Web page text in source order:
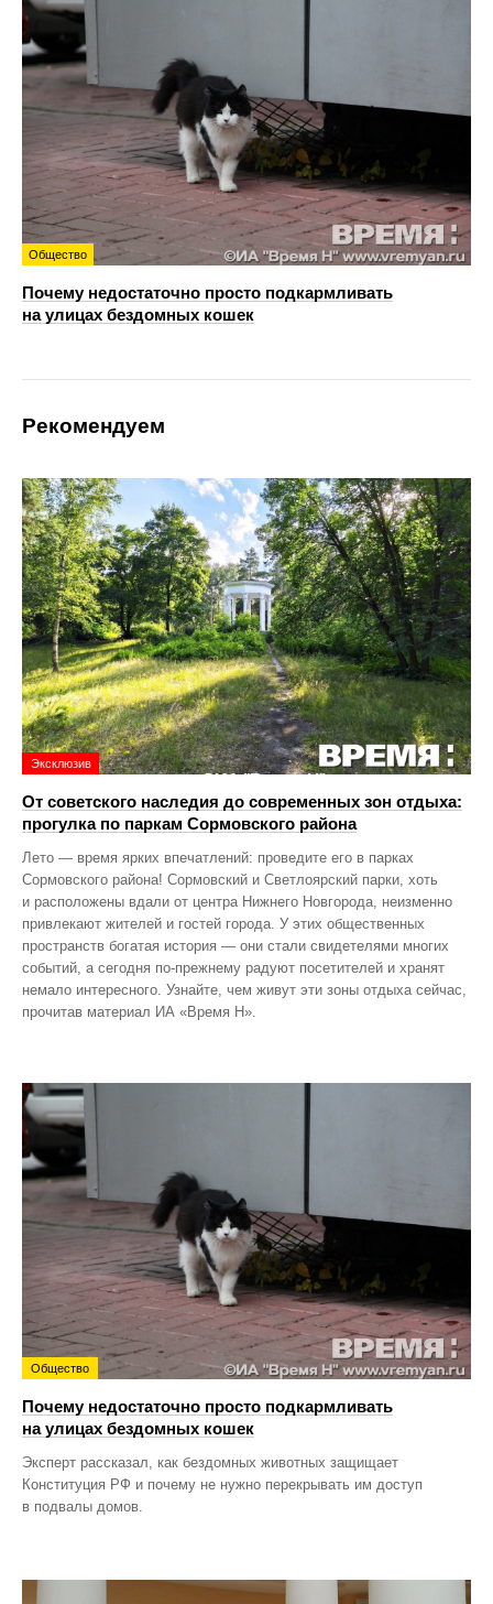
Общество
Почему недостаточно просто подкармливать
на улицах бездомных кошек
Рекомендуем
Эксклюзив
От советского наследия до современных зон отдыха:
прогулка по паркам Сормовского района
Лето — время ярких впечатлений: проведите его в парках
Сормовского района! Сормовский и Светлоярский парки, хоть
и расположены вдали от центра Нижнего Новгорода, неизменно
привлекают жителей и гостей города. У этих общественных
пространств богатая история — они стали свидетелями многих
событий, а сегодня по‑прежнему радуют посетителей и хранят
немало интересного. Узнайте, чем живут эти зоны отдыха сейчас,
прочитав материал ИА «Время Н».
Общество
Почему недостаточно просто подкармливать
на улицах бездомных кошек
Эксперт рассказал, как бездомных животных защищает
Конституция РФ и почему не нужно перекрывать им доступ
в подвалы домов.